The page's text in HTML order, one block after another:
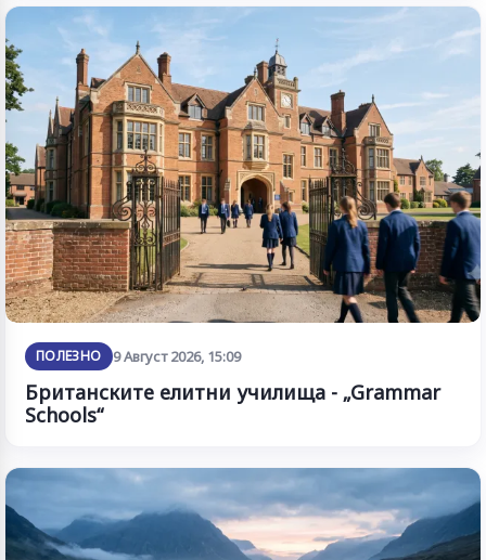
ПОЛЕЗНО 9 Август 2026, 15:09
Британските елитни училища - „Grammar
Schools“